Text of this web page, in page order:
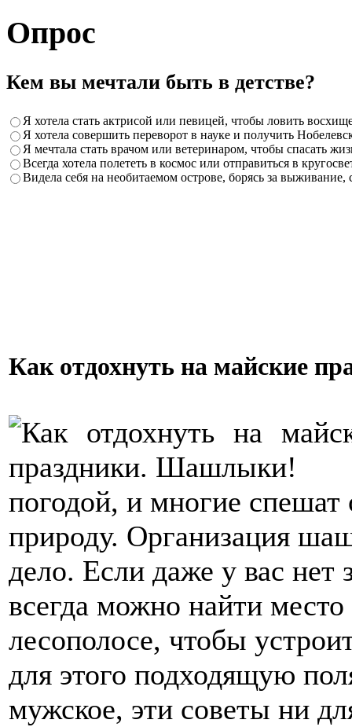
Опрос
Кем вы мечтали быть в детстве?
Я хотела стать актрисой или певицей, чтобы ловить
Я хотела совершить переворот в науке и получить
Я мечтала стать врачом или ветеринаром, чтобы спасать
Всегда хотела полететь в космос или отправиться в
Видела себя на необитаемом острове, борясь за выживание,
Как отдохнуть на майские
погодой, и многие
природу. Организация
дело. Если даже у вас нет
всегда можно найти
лесополосе, чтобы
для этого подходящую
мужское, эти советы ни